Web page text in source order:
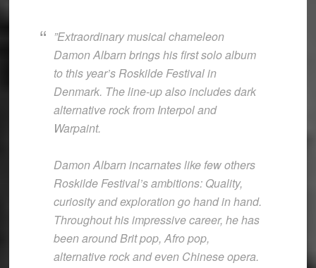
”Extraordinary musical chameleon
Damon Albarn brings his first solo album
to this year’s Roskilde Festival in
Denmark. The line-up also includes dark
alternative rock from Interpol and
Warpaint.
Damon Albarn incarnates like few others
Roskilde Festival’s ambitions: Quality,
curiosity and exploration go hand in hand.
Throughout his impressive career, he has
been around Brit pop, Afro pop,
alternative rock and even Chinese opera.